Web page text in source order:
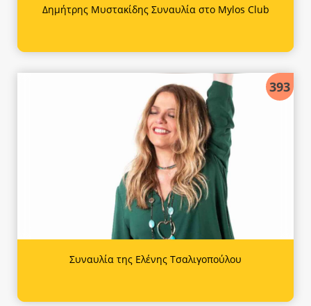
Δημήτρης Μυστακίδης Συναυλία στο Mylos Club
393
Συναυλία της Ελένης Τσαλιγοπούλου